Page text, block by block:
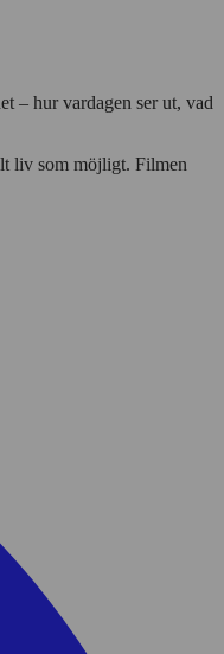
– hur vardagen ser ut, vad
liv som möjligt. Filmen